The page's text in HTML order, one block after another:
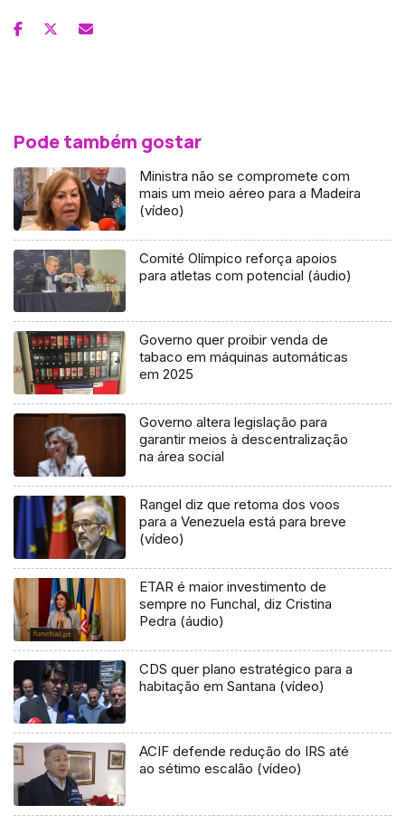
Pode também gostar
Ministra não se compromete com
mais um meio aéreo para a Madeira
(vídeo)
Comité Olímpico reforça apoios
para atletas com potencial (áudio)
Governo quer proibir venda de
tabaco em máquinas automáticas
em 2025
Governo altera legislação para
garantir meios à descentralização
na área social
Rangel diz que retoma dos voos
para a Venezuela está para breve
(vídeo)
ETAR é maior investimento de
sempre no Funchal, diz Cristina
Pedra (áudio)
CDS quer plano estratégico para a
habitação em Santana (vídeo)
ACIF defende redução do IRS até
ao sétimo escalão (vídeo)